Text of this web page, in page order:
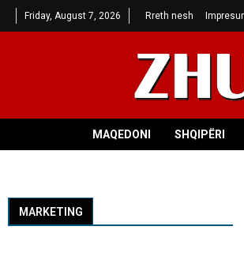
Friday, August 7, 2026 Rreth nesh
MAQEDONI SHQIPËRI
MARKETING